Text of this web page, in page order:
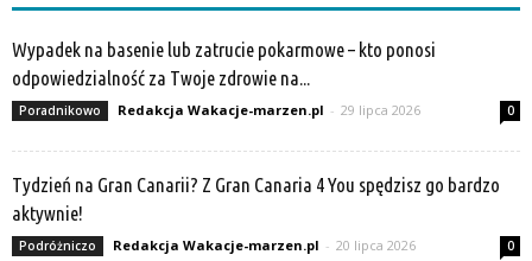
Wypadek na basenie lub zatrucie pokarmowe – kto ponosi
odpowiedzialność za Twoje zdrowie na...
Poradnikowo Redakcja Wakacje-marzen.pl - 29 lipca 2026 0
Tydzień na Gran Canarii? Z Gran Canaria 4 You spędzisz go bardzo
aktywnie!
Podróżniczo Redakcja Wakacje-marzen.pl - 20 lipca 2026 0